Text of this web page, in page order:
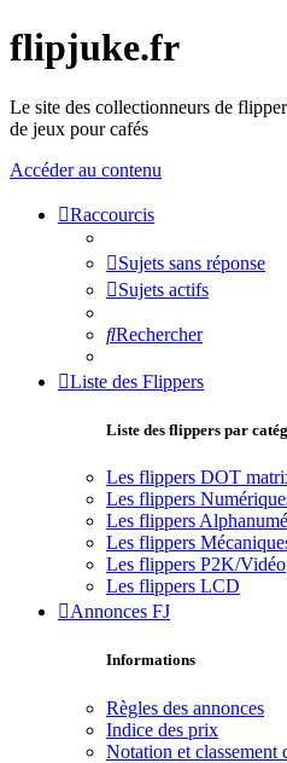
flipjuke.fr
Le site des collectionneurs de
de jeux pour cafés
Accéder au contenu
Raccourcis
Sujets sans réponse
Sujets actifs
Rechercher
Liste des Flippers
Liste des flippers par
Les flippers DOT
Les flippers
Les flippers
Les flippers
Les flippers P2K/Vidéo
Les flippers LCD
Annonces FJ
Informations
Règles des annonces
Indice des prix
Notation et classement